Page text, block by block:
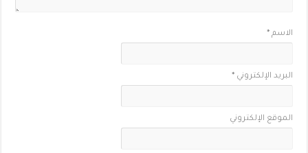
الاسم*
البريد الإلكتروني*
الموقع الإلكتروني